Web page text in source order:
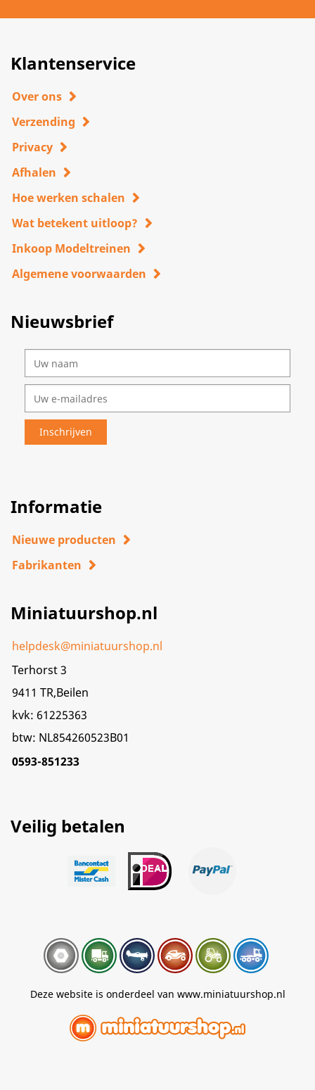
Klantenservice
Over ons
Verzending
Privacy
Afhalen
Hoe werken schalen
Wat betekent uitloop?
Inkoop Modeltreinen
Algemene voorwaarden
Nieuwsbrief
Informatie
Nieuwe producten
Fabrikanten
Miniatuurshop.nl
helpdesk@miniatuurshop.nl
Terhorst 3
9411 TR,Beilen
kvk: 61225363
btw: NL854260523B01
0593-851233
Veilig betalen
Deze website is onderdeel van www.miniatuurshop.nl